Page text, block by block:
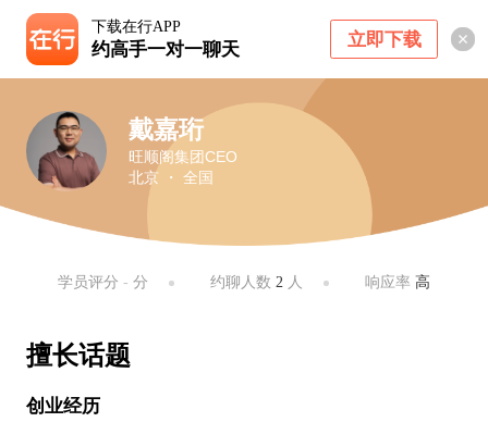
下载在行APP
约高手一对一聊天 立即下载
戴嘉珩
旺顺阁集团CEO
北京 ・ 全国
学员评分 - 分 约聊人数 2 人 响应率高
擅长话题
创业经历